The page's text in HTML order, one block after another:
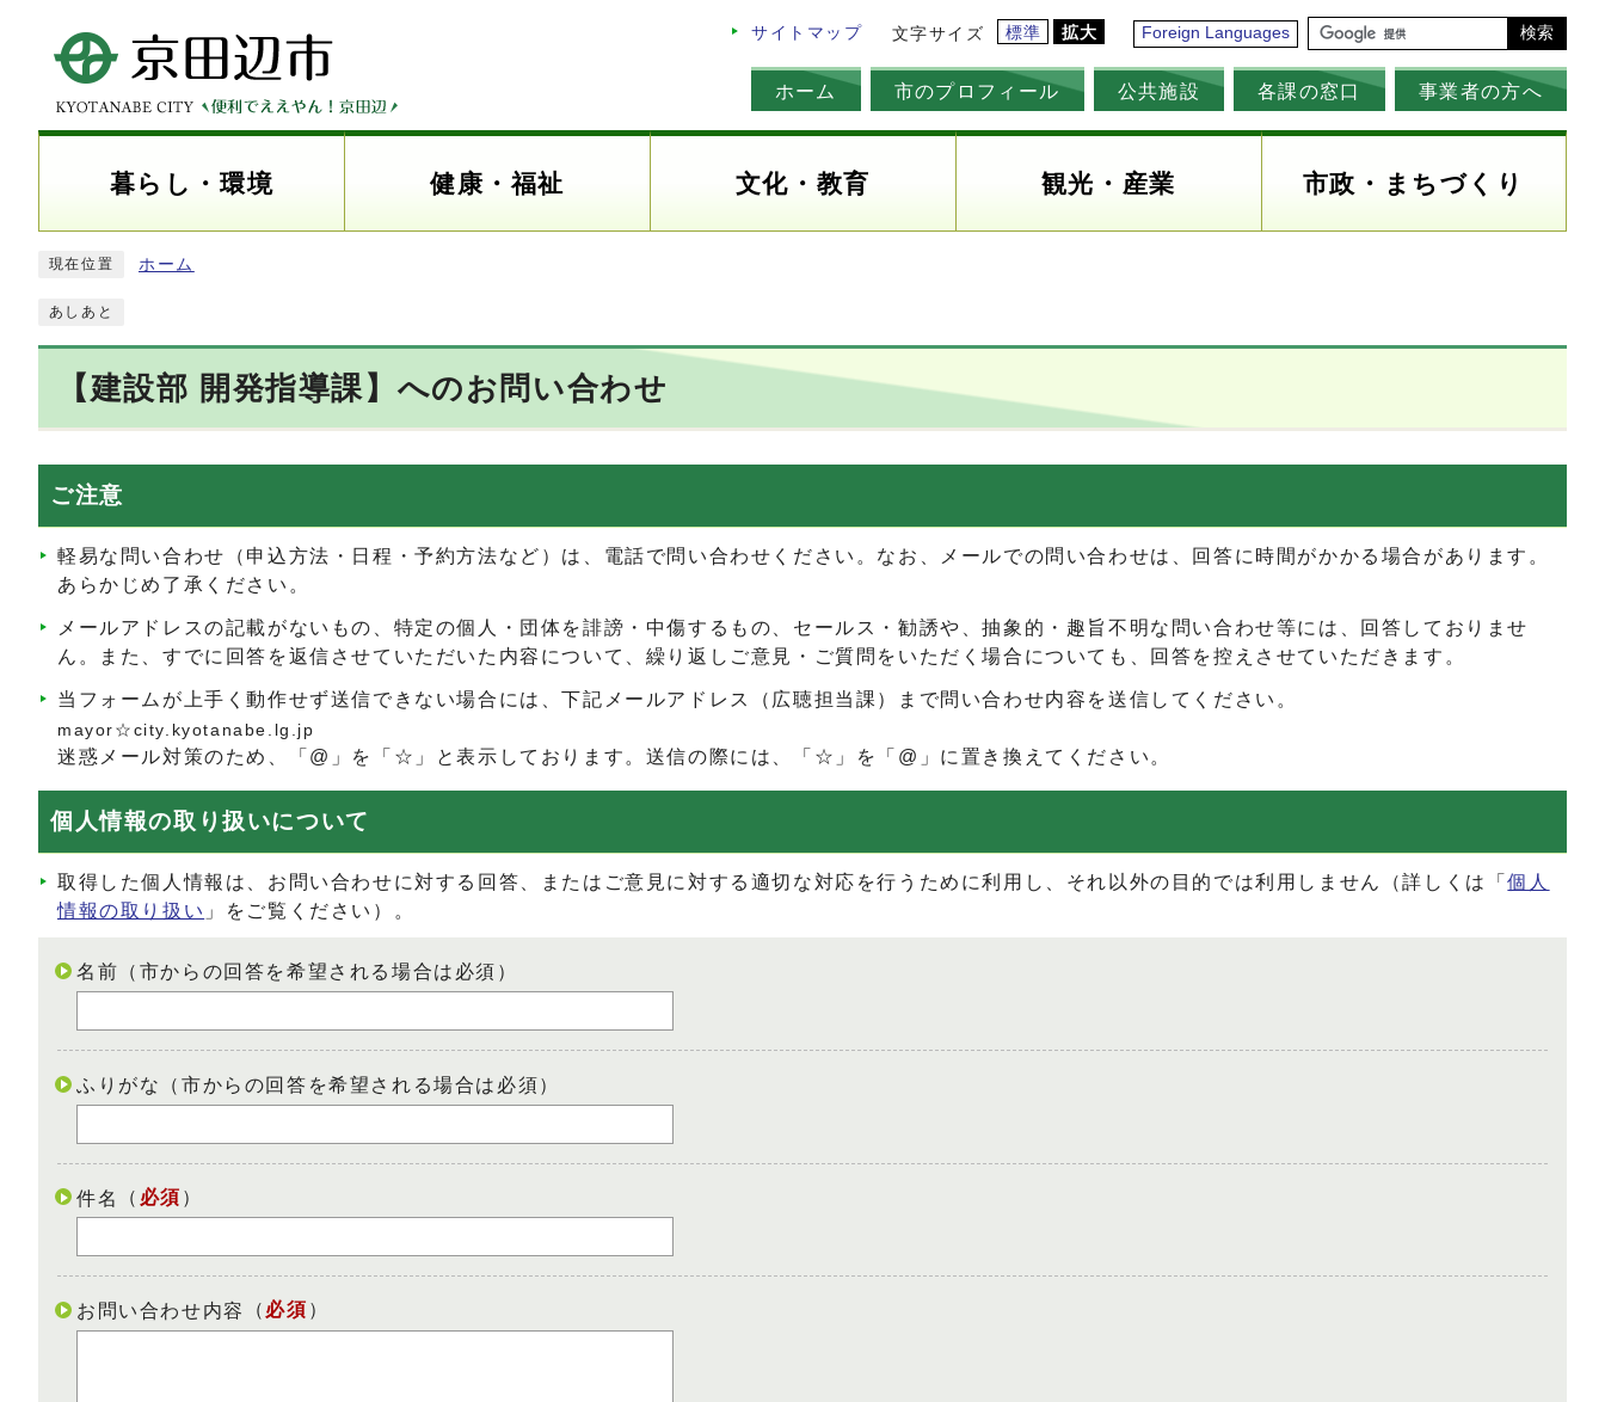
サイトマップ 文字サイズ 標準 拡大 Foreign Languages 検索
ホーム 市のプロフィール 公共施設 各課の窓口 事業者の方へ
暮らし・環境 健康・福祉 文化・教育 観光・産業 市政・まちづくり
現在位置 ホーム
あしあと
【建設部 開発指導課】へのお問い合わせ
ご注意
軽易な問い合わせ（申込方法・日程・予約方法など）は、電話で問い合わせください。なお、メールでの問い合わせは、回答に時間がかかる場合があります。
あらかじめ了承ください。
メールアドレスの記載がないもの、特定の個人・団体を誹謗・中傷するもの、セールス・勧誘や、抽象的・趣旨不明な問い合わせ等には、回答しておりませ
ん。また、すでに回答を返信させていただいた内容について、繰り返しご意見・ご質問をいただく場合についても、回答を控えさせていただきます。
当フォームが上手く動作せず送信できない場合には、下記メールアドレス（広聴担当課）まで問い合わせ内容を送信してください。
mayor☆city.kyotanabe.lg.jp
迷惑メール対策のため、「@」を「☆」と表示しております。送信の際には、「☆」を「@」に置き換えてください。
個人情報の取り扱いについて
取得した個人情報は、お問い合わせに対する回答、またはご意見に対する適切な対応を行うために利用し、それ以外の目的では利用しません（詳しくは「個人
情報の取り扱い 」をご覧ください）。
名前（市からの回答を希望される場合は必須）
ふりがな（市からの回答を希望される場合は必須）
件名 （ 必須 ）
お問い合わせ内容 （ 必須 ）